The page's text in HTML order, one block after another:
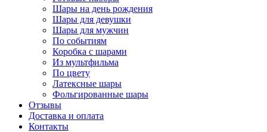
Шары на день рождения
Шары для девушки
Шары для мужчин
По событиям
Коробка с шарами
Из мультфильма
По цвету
Латексные шары
Фольгированные шары
Отзывы
Доставка и оплата
Контакты